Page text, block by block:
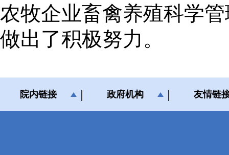
农牧企业畜禽养殖科学
做出了积极努力。
院内链接 政府机构 友情链